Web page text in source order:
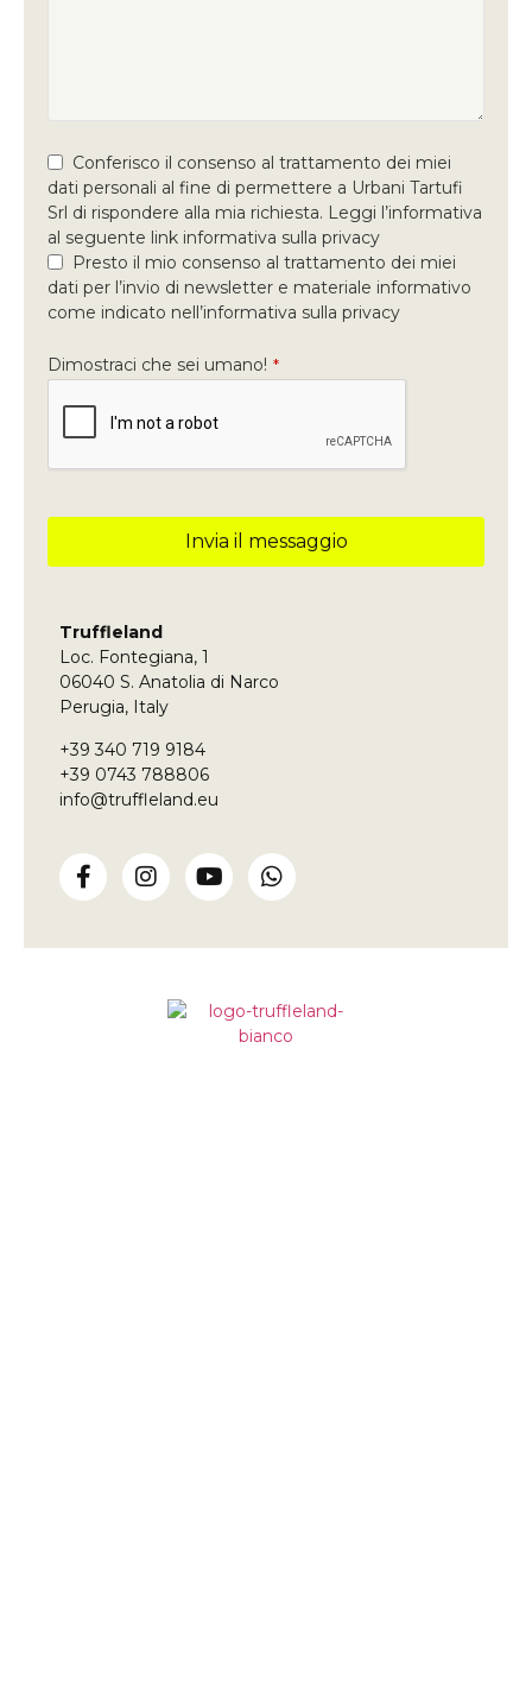
Conferisco il consenso al trattamento dei miei
dati personali al fine di permettere a Urbani Tartufi
Srl di rispondere alla mia richiesta. Leggi l’informativa
al seguente link informativa sulla privacy
Presto il mio consenso al trattamento dei miei
dati per l’invio di newsletter e materiale informativo
come indicato nell’informativa sulla privacy
Dimostraci che sei umano! *
Invia il messaggio
deve
essere
lasciato
vuoto
Truffleland
Loc. Fontegiana, 1
06040 S. Anatolia di Narco
Perugia, Italy
+39 340 719 9184
+39 0743 788806
info@truffleland.eu